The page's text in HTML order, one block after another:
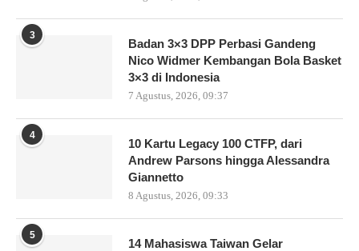
3
Badan 3×3 DPP Perbasi Gandeng
Nico Widmer Kembangan Bola Basket
3×3 di Indonesia
7 Agustus, 2026, 09:37
4
10 Kartu Legacy 100 CTFP, dari
Andrew Parsons hingga Alessandra
Giannetto
8 Agustus, 2026, 09:33
5
14 Mahasiswa Taiwan Gelar